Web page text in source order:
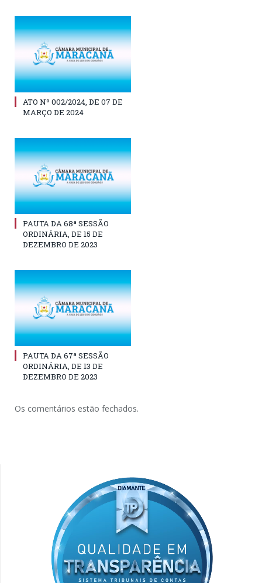
ATO Nº 002/2024, DE 07 DE
MARÇO DE 2024
PAUTA DA 68ª SESSÃO
ORDINÁRIA, DE 15 DE
DEZEMBRO DE 2023
PAUTA DA 67ª SESSÃO
ORDINÁRIA, DE 13 DE
DEZEMBRO DE 2023
Os comentários estão fechados.